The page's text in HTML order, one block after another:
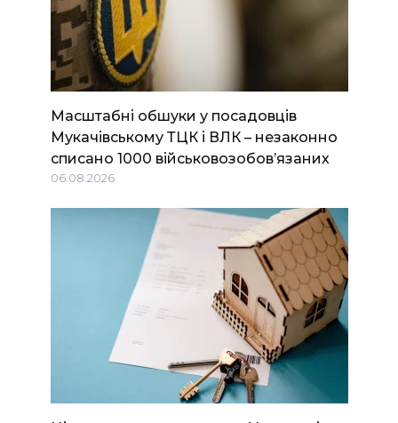
Масштабні обшуки у посадовців
Мукачівському ТЦК і ВЛК – незаконно
списано 1000 військовозобов’язаних
06.08.2026